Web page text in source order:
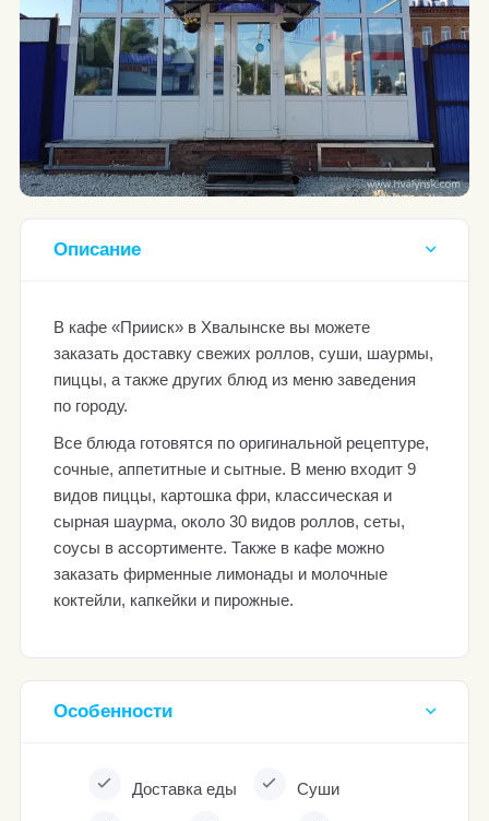
Описание
В кафе «Прииск» в Хвалынске вы можете
заказать доставку свежих роллов, суши, шаурмы,
пиццы, а также других блюд из меню заведения
по городу.
Все блюда готовятся по оригинальной рецептуре,
сочные, аппетитные и сытные. В меню входит 9
видов пиццы, картошка фри, классическая и
сырная шаурма, около 30 видов роллов, сеты,
соусы в ассортименте. Также в кафе можно
заказать фирменные лимонады и молочные
коктейли, капкейки и пирожные.
Особенности
Доставка еды Суши